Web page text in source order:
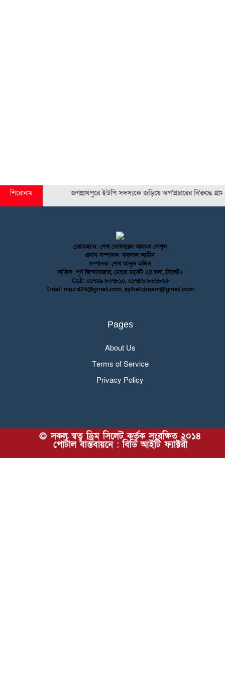
শিরোনাম জগন্নাথপুরে ইউপি সদস্যকে জড়িয়ে অপ'প্রচারের বি'রুদ্ধে
চেয়ারম্যান: শেখ তোফায়েল আহমদ সেপুল
প্রধান সম্পাদক: ফয়সাল আমীন
সম্পাদক: শেখ আব্দুল মজিদ
অফিস: পূর্ব জিন্দাবাজার, নেহার মার্কেট ২য় তলা, সিলেট।
Call: ০১৭২৯-৮০৭৮১০, ০১৭৪৬-৮৩৬৮২৫
Emal: mozid24@gmail.com, sylhet.dream@gmail.com
Pages
About Us
Terms of Service
Privacy Policy
© সকল স্বত্ব ড্রিম সিলেট কর্তৃক সংরক্ষিত ২০১৪
পোর্টাল বাস্তবায়নে : বিডি আইটি ফ্যাক্টরী